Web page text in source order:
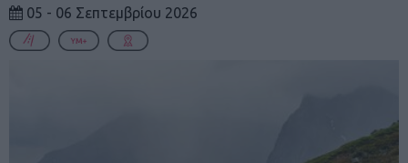
05 - 06 Σεπτεμβρίου 2026